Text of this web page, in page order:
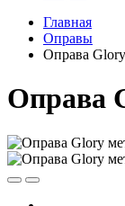
Главная
Оправы
Оправа
Оправа